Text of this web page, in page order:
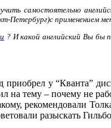
самостоятельно
Петербург)с применением
? И какой английский Вы бы
приобрел у “Кванта”
на тему – почему не
рекомендовали
разыскать